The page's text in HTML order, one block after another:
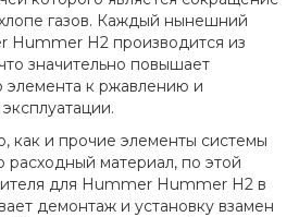
газов. Каждый нынешний
Hummer H2 производится из
значительно повышает
элемента к ржавлению и
как и прочие элементы системы
расходный материал, по этой
для Hummer Hummer H2 в
демонтаж и установку взамен